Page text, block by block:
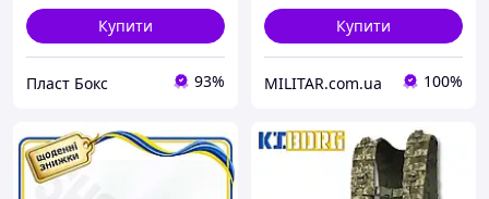
Купити
Пласт Бокс 93%
Купити
MILITAR.com.ua 100%